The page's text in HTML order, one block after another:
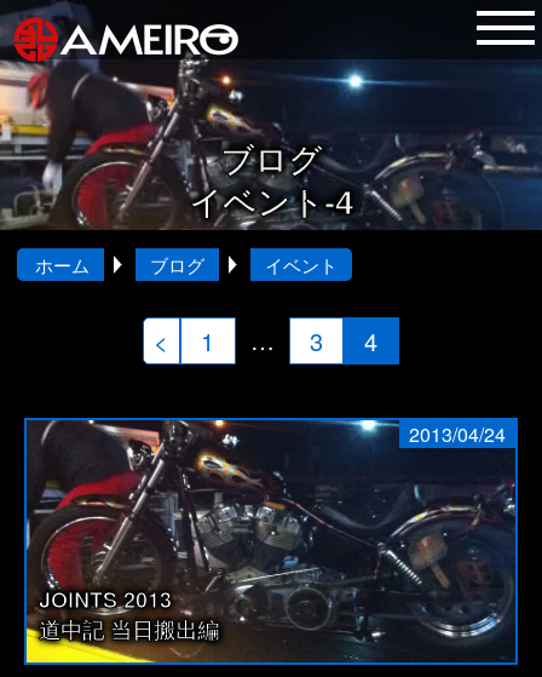
ブログ
イベント-4
ホーム ブログ イベント
ペ
ー
ジ
送
り
< 1 … 3 4
2013/04/24
JOINTS 2013
道中記 当日搬出編